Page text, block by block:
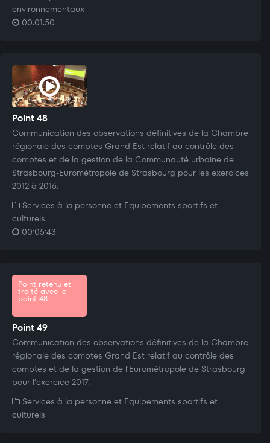
environnementaux
00:01:50
Point 48
Communication des observations définitives de la Chambre
régionale des comptes Grand Est relatif au contrôle des
comptes et de la gestion de la Communauté urbaine de
Strasbourg-Eurométropole de Strasbourg pour les exercices
2012 à 2016.
Services à la personne et Equipements sportifs et
culturels
00:05:43
Point retenu et
traité avec le
point 48
Point 49
Communication des observations définitives de la Chambre
régionale des comptes Grand Est relatif au contrôle des
comptes et de la gestion de l’Eurométropole de Strasbourg
pour l’exercice 2017.
Services à la personne et Equipements sportifs et
culturels